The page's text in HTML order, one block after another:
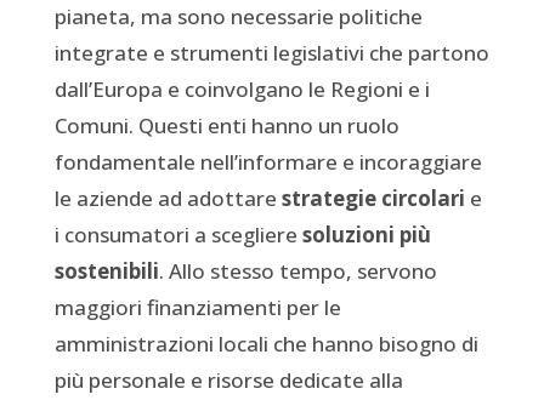
pianeta, ma sono necessarie politiche
integrate e strumenti legislativi che partono
dall’Europa e coinvolgano le Regioni e i
Comuni. Questi enti hanno un ruolo
fondamentale nell’informare e incoraggiare
le aziende ad adottare strategie circolari e
i consumatori a scegliere soluzioni più
sostenibili. Allo stesso tempo, servono
maggiori finanziamenti per le
amministrazioni locali che hanno bisogno di
più personale e risorse dedicate alla